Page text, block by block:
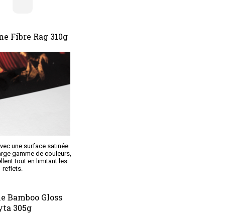
Fibre Rag 310g
une surface satinée
gamme de couleurs,
tout en limitant les
reflets.
Bamboo Gloss
305g